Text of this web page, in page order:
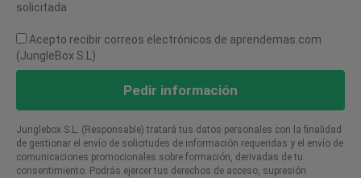
solicitada
Acepto recibir correos electrónicos de aprendemas.com
(JungleBox S.L)
Pedir información
Junglebox S.L. (Responsable) tratará tus datos personales con la finalidad
de gestionar el envío de solicitudes de información requeridas y el envío de
comunicaciones promocionales sobre formación, derivadas de tu
consentimiento. Podrás ejercer tus derechos de acceso, supresión